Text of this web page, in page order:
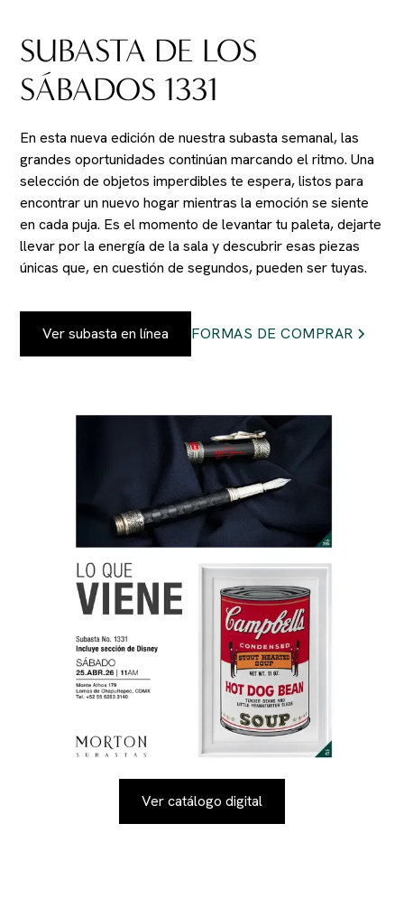
SUBASTA DE LOS
SÁBADOS 1331
En esta nueva edición de nuestra subasta semanal, las
grandes oportunidades continúan marcando el ritmo. Una
selección de objetos imperdibles te espera, listos para
encontrar un nuevo hogar mientras la emoción se siente
en cada puja. Es el momento de levantar tu paleta, dejarte
llevar por la energía de la sala y descubrir esas piezas
únicas que, en cuestión de segundos, pueden ser tuyas.
Ver subasta en línea FORMAS DE COMPRAR
Ver catálogo digital